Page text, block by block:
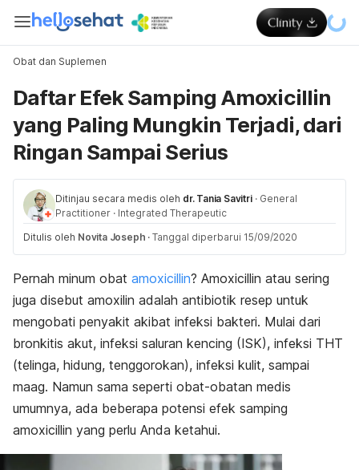
Obat dan Suplemen
Daftar Efek Samping Amoxicillin
yang Paling Mungkin Terjadi, dari
Ringan Sampai Serius
Ditinjau secara medis oleh dr. Tania Savitri · General
Practitioner · Integrated Therapeutic
Ditulis oleh Novita Joseph · Tanggal diperbarui 15/09/2020
Pernah minum obat amoxicillin? Amoxicillin atau sering
juga disebut amoxilin adalah antibiotik resep untuk
mengobati penyakit akibat infeksi bakteri. Mulai dari
bronkitis akut, infeksi saluran kencing (ISK), infeksi THT
(telinga, hidung, tenggorokan), infeksi kulit, sampai
maag. Namun sama seperti obat-obatan medis
umumnya, ada beberapa potensi efek samping
amoxicillin yang perlu Anda ketahui.